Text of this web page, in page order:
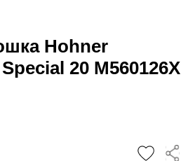
Hohner
20 M560126X